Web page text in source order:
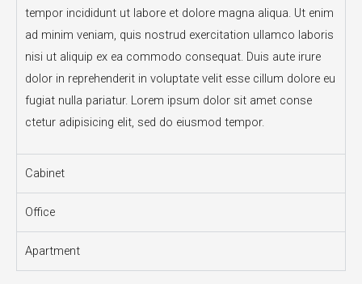
tempor incididunt ut labore et dolore magna aliqua. Ut enim
ad minim veniam, quis nostrud exercitation ullamco laboris
nisi ut aliquip ex ea commodo consequat. Duis aute irure
dolor in reprehenderit in voluptate velit esse cillum dolore eu
fugiat nulla pariatur. Lorem ipsum dolor sit amet conse
ctetur adipisicing elit, sed do eiusmod tempor.
Cabinet
Office
Apartment